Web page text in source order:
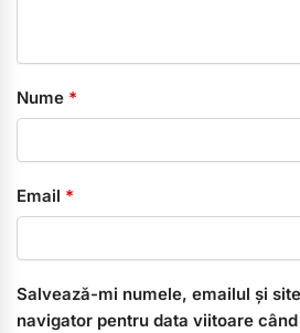
Nume *
Email *
Salvează-mi numele, emailul și
navigator pentru data viitoare